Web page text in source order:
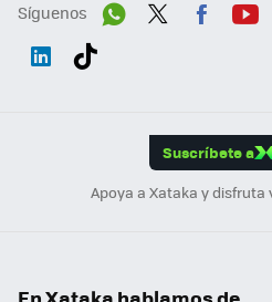
Síguenos
Suscríbete a
Apoya a Xataka y